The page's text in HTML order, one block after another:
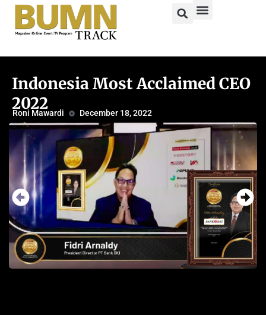
Indonesia Most Acclaimed CEO
2022
Roni Mawardi December 18, 2022